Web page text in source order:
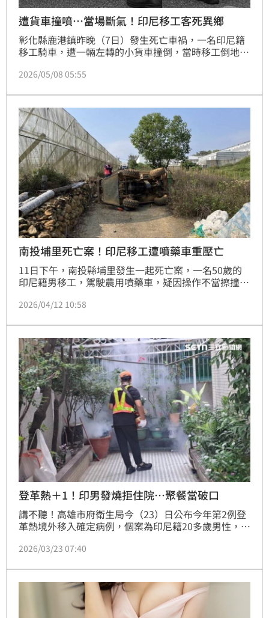
遭貨車撞噴…當場斷氣！印尼移工客死異鄉
彰化縣鹿港鎮昨晚（7日）發生死亡車禍，一名印尼籍
移工騎車，遭一輛左轉的小貨車撞倒，當時移工倒地，
未受傷，詳細事故原因，仍待釐清。
2026/05/08 05:55
南投埔里死亡案！印尼移工遭噴藥車重壓亡
11日下午，南投縣埔里發生一起死亡案，一名50歲的
印尼籍男移工，駕駛農用噴藥車，疑因操作不當擦撞擋
報後趕抵，將依規定報請檢察官相驗釐清死因，並通報
2026/04/12 10:58
登革熱＋1！印男發燒拒住院…聚餐當破口
講不聽！高雄市府衛生局今（23）日公布今年第2例登
革熱境外移入確定病例，個案為印尼籍20多歲男性，
熱NS1快篩陰性，但防疫人員不敢大意，主動提供免費
餐，果不其然隔天PCR陽性確診。一夜之間，有說有笑
的足跡，全成了防疫破口，衛生局緊急噴藥。
2026/03/23 07:40